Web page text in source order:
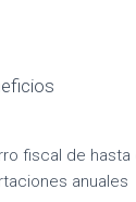
fiscal de hasta
anuales